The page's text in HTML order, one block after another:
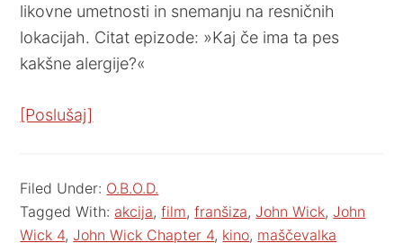
likovne umetnosti in snemanju na resničnih
lokacijah. Citat epizode: »Kaj če ima ta pes
kakšne alergije?«
[Poslušaj]
Filed Under: O.B.O.D.
Tagged With: akcija,film,franšiza,John Wick,John
Wick 4,John Wick Chapter 4, kino, maščevalka